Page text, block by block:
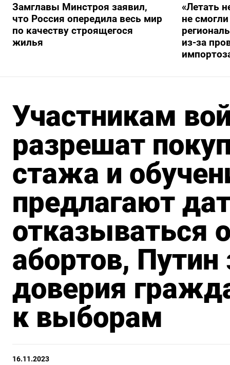
Замглавы Минстроя заявил,
что Россия опередила весь мир
по качеству строящегося
жилья
«Летать
не
из-за
Участникам
разрешат
стажа и
предлагают
отказываться
абортов, Путин
доверия
к выборам
16.11.2023